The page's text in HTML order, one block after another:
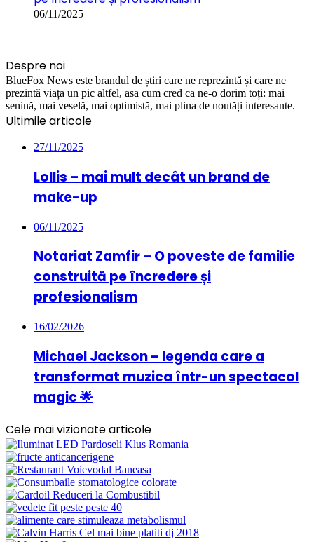
06/11/2025
Despre noi
BlueFox News este brandul de știri care ne reprezintă și care ne
prezintă viața un pic altfel, asa cum cred ca ne-o dorim toți: mai
senină, mai veselă, mai optimistă, mai plina de noutăți interesante.
Ultimile articole
27/11/2025
Lollis – mai mult decât un brand de
make-up
06/11/2025
Notariat Zamfir – O poveste de familie
construită pe încredere și
profesionalism
16/02/2026
Michael Jackson – legenda care a
transformat muzica într-un spectacol
magic 🌟
Cele mai vizionate articole